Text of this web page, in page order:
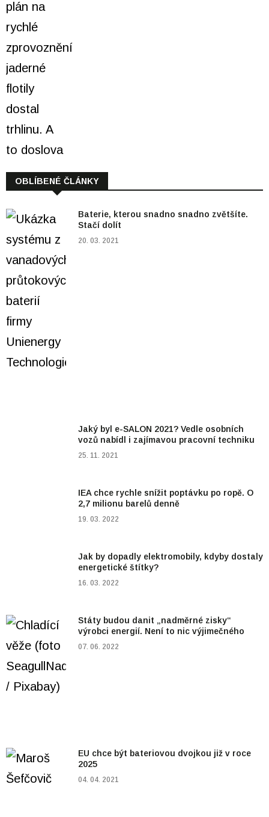
OBLÍBENÉ ČLÁNKY
Baterie, kterou snadno snadno zvětšíte.
Stačí dolít
20. 03. 2021
Jaký byl e-SALON 2021? Vedle osobních
vozů nabídl i zajímavou pracovní techniku
25. 11. 2021
IEA chce rychle snížit poptávku po ropě. O
2,7 milionu barelů denně
19. 03. 2022
Jak by dopadly elektromobily, kdyby dostaly
energetické štítky?
16. 03. 2022
Státy budou danit „nadměrné zisky“
výrobci energií. Není to nic výjimečného
07. 06. 2022
EU chce být bateriovou dvojkou již v roce
2025
04. 04. 2021